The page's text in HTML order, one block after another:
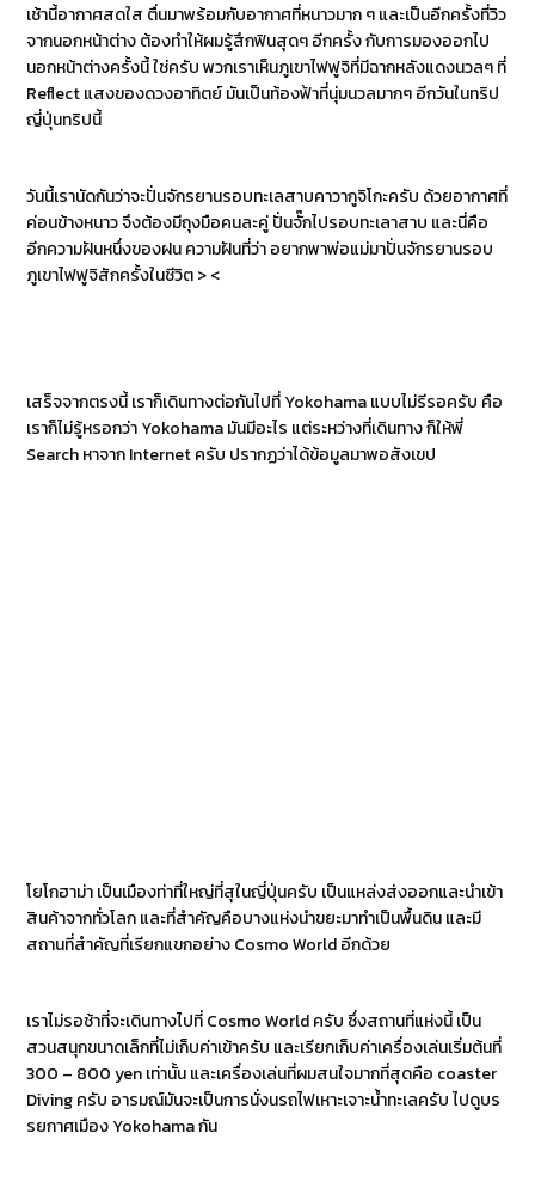
เช้านี้อากาศสดใส ตื่นมาพร้อมกับอากาศที่หนาวมาก ๆ และเป็นอีกครั้งที่วิว
จากนอกหน้าต่าง ต้องทำให้ผมรู้สึกฟินสุดๆ อีกครั้ง กับการมองออกไป
นอกหน้าต่างครั้งนี้ ใช่ครับ พวกเราเห็นภูเขาไฟฟูจิที่มีฉากหลังแดงนวลๆ ที่
Reflect แสงของดวงอาทิตย์ มันเป็นท้องฟ้าที่นุ่มนวลมากๆ อีกวันในทริป
ญี่ปุ่นทริปนี้
วันนี้เรานัดกันว่าจะปั่นจักรยานรอบทะเลสาบคาวากูจิโกะครับ ด้วยอากาศที่
ค่อนข้างหนาว จึงต้องมีถุงมือคนละคู่ ปั่นจั๊กไปรอบทะเลาสาบ และนี่คือ
อีกความฝันหนึ่งของฝน ความฝันที่ว่า อยากพาพ่อแม่มาปั่นจักรยานรอบ
ภูเขาไฟฟูจิสักครั้งในชีวิต > <
เสร็จจากตรงนี้ เราก็เดินทางต่อกันไปที่ Yokohama แบบไม่รีรอครับ คือ
เราก็ไม่รู้หรอกว่า Yokohama มันมีอะไร แต่ระหว่างที่เดินทาง ก็ให้พี่
Search หาจาก Internet ครับ ปรากฏว่าได้ข้อมูลมาพอสังเขป
โยโกฮาม่า เป็นเมืองท่าที่ใหญ่ที่สุในญี่ปุ่นครับ เป็นแหล่งส่งออกและนำเข้า
สินค้าจากทั่วโลก และที่สำคัญคือบางแห่งนำขยะมาทำเป็นพื้นดิน และมี
สถานที่สำคัญที่เรียกแขกอย่าง Cosmo World อีกด้วย
เราไม่รอช้าที่จะเดินทางไปที่ Cosmo World ครับ ซึ่งสถานที่แห่งนี้ เป็น
สวนสนุกขนาดเล็กที่ไม่เก็บค่าเข้าครับ และเรียกเก็บค่าเครื่องเล่นเริ่มต้นที่
300 – 800 yen เท่านั้น และเครื่องเล่นที่ผมสนใจมากที่สุดคือ coaster
Diving ครับ อารมณ์มันจะเป็นการนั่งนรถไฟเหาะเจาะน้ำทะเลครับ ไปดูบร
รยกาศเมือง Yokohama กัน